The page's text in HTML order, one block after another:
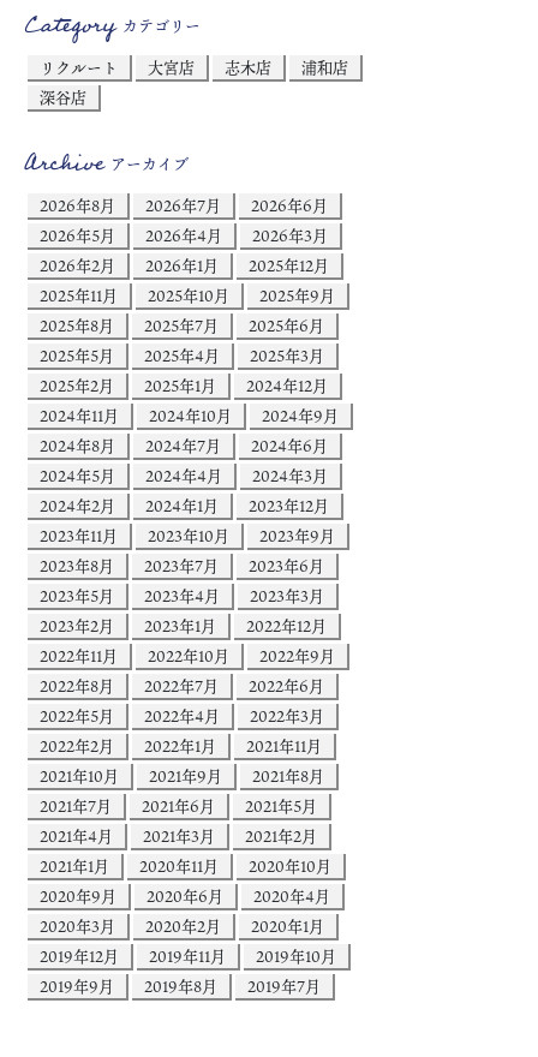
Categoryカテゴリー
リクルート
大宮店 志木店
浦和店
深谷店
Archiveアーカイブ
2026年8月
2026年7月
2026年6月
2026年5月
2026年4月
2026年3月
2026年2月
2026年1月
2025年12月
2025年11月
2025年10月
2025年9月
2025年8月
2025年7月
2025年6月
2025年5月
2025年4月
2025年3月
2025年2月
2025年1月
2024年12月
2024年11月
2024年10月
2024年9月
2024年8月
2024年7月
2024年6月
2024年5月
2024年4月
2024年3月
2024年2月
2024年1月
2023年12月
2023年11月
2023年10月
2023年9月
2023年8月
2023年7月
2023年6月
2023年5月
2023年4月
2023年3月
2023年2月
2023年1月
2022年12月
2022年11月
2022年10月
2022年9月
2022年8月
2022年7月
2022年6月
2022年5月
2022年4月
2022年3月
2022年2月
2022年1月
2021年11月
2021年10月
2021年9月
2021年8月
2021年7月
2021年6月
2021年5月
2021年4月
2021年3月
2021年2月
2021年1月
2020年11月
2020年10月
2020年9月
2020年6月
2020年4月
2020年3月
2020年2月
2020年1月
2019年12月
2019年11月
2019年10月
2019年9月
2019年8月 2019年7月